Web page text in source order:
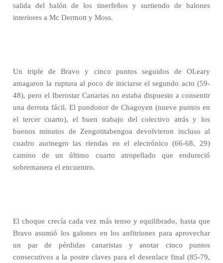
salida del balón de los tinerfeños y surtiendo de balones
interiores a Mc Dermott y Moss.
Un triple de Bravo y cinco puntos seguidos de OLeary
amagaron la ruptura al poco de iniciarse el segundo acto (59-
48), pero el Iberostar Canarias no estaba dispuesto a consentir
una derrota fácil. El pundonor de Chagoyen (nueve puntos en
el tercer cuarto), el buen trabajo del colectivo atrás y los
buenos minutos de Zengotitabengoa devolvieron incluso al
cuadro aurinegro las riendas en el electrónico (66-68, 29)
camino de un último cuarto atropellado que endureció
sobremanera el encuentro.
El choque crecía cada vez más tenso y equilibrado, hasta que
Bravo asumió los galones en los anfitriones para aprovechar
un par de pérdidas canaristas y anotar cinco puntos
consecutivos a la postre claves para el desenlace final (85-79,